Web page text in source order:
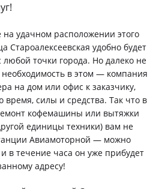
удачном расположении этого
Староалексеевская удобно будет
любой точки города. Но далеко не
необходимость в этом — компания
на дом или офис к заказчику,
время, силы и средства. Так что в
кофемашины или вытяжки
единицы техники) вам не
Авиамоторной — можно
в течение часа он уже прибудет
адресу!